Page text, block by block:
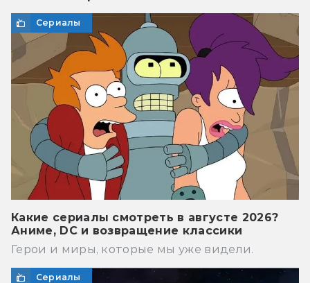
Сериалы
Какие сериалы смотреть в августе 2026?
Аниме, DC и возвращение классики
Герои и миры, которые мы уже видели.
Сериалы